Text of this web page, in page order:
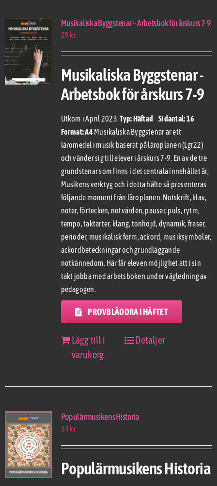
Musikaliska Byggstenar – Arbetsbok för årskurs 7-9
29 kr
Musikaliska Byggstenar -
Arbetsbok för årskurs 7-9
Utkom i April 2023.Typ: Häftad Sidantal: 16
Format: A4 Musikaliska Byggstenar är ett
läromedel i musik baserat på läroplanen (Lgr22)
och vänder sig till elever i årskurs 7-9. En av de tre
grundstenar som finns i det centrala innehållet är,
Musikens verktyg och i detta häfte så presenteras
följande moment från läroplanen. Notskrift, klav,
noter, förtecken, notvärden, pauser, puls, rytm,
tempo, taktarter, klang, tonhöjd, dynamik, fraser,
perioder, musikalisk form, ackord, musiksymboler,
ackordbeteckningar och grundläggande
notkännedom. Här får eleven möjlighet att i sin
takt jobba med arbetsboken under vägledning av
pedagogen.
PROVBLÄDDRA I HÄFTET
Lägg till i
varukorg
Detaljer
Populärmusikens Historia
34 kr
Populärmusikens Historia